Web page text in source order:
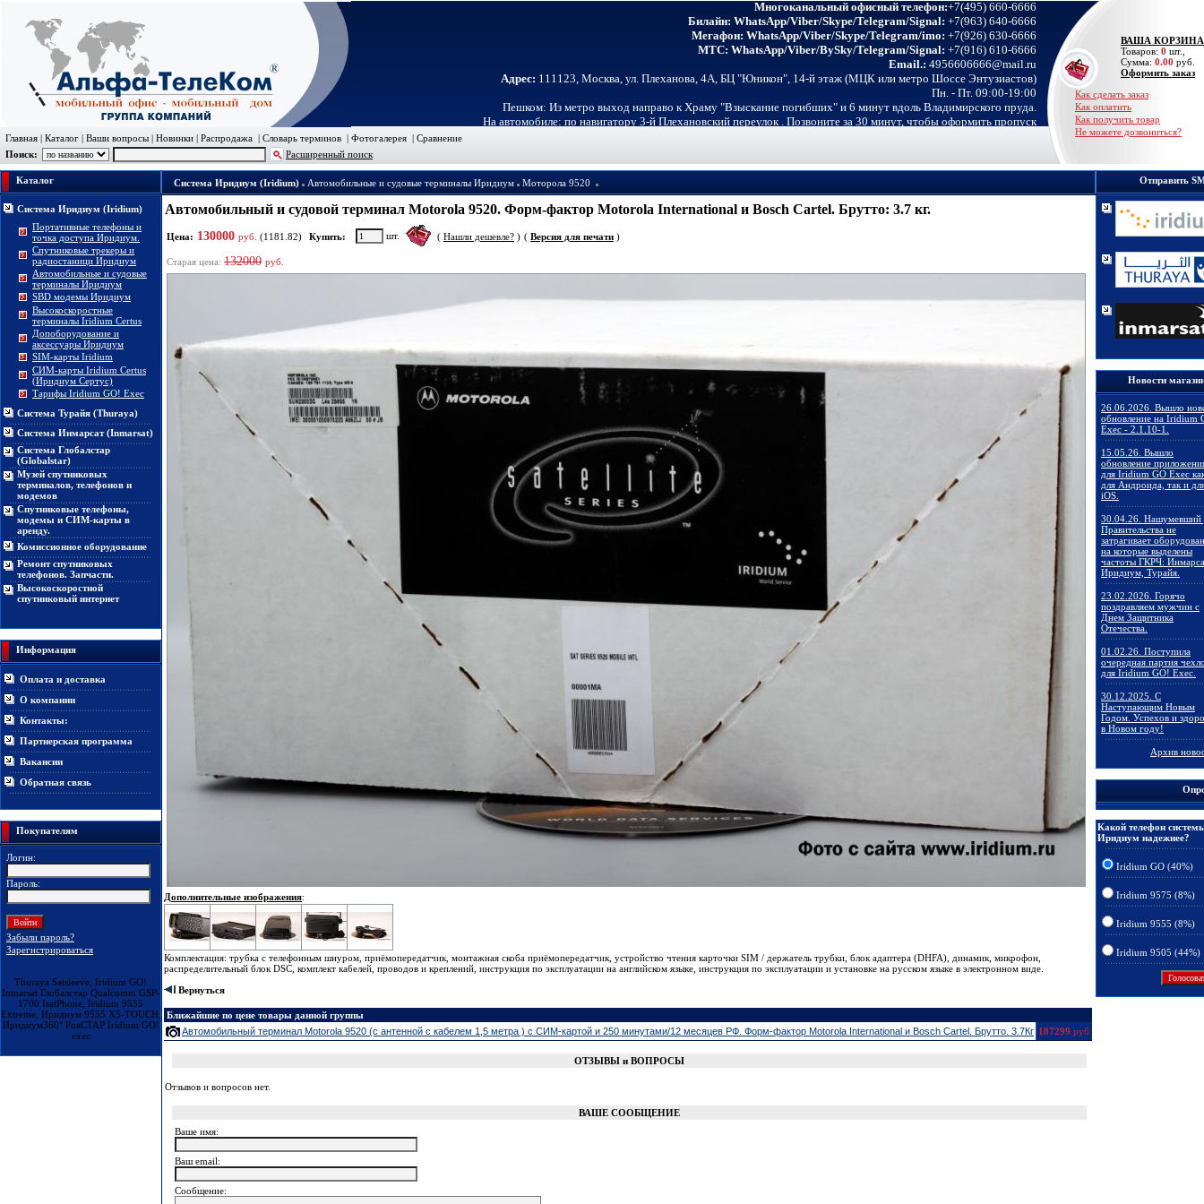
Многоканальный офисный телефон:+7(495) 660-6666
Билайн: WhatsApp/Viber/Skype/Telegram/Signal: +7(963) 640-6666
Мегафон: WhatsApp/Viber/Skype/Telegram/imo: +7(926) 630-6666
МТС: WhatsApp/Viber/BySky/Telegram/Signal: +7(916) 610-6666
Email.: 4956606666@mail.ru
Адрес: 111123, Москва, ул. Плеханова, 4А, БЦ "Юникон", 14-й этаж (МЦК или метро Шоссе Энтузиастов)
Пн. - Пт. 09:00-19:00
Пешком: Из метро выход направо к Храму "Взыскание погибших" и 6 минут вдоль Владимирского пруда.
На автомобиле: по навигатору 3-й Плехановский переулок . Позвоните за 30 минут, чтобы оформить пропуск
Главная | Каталог | Ваши вопросы | Новинки | Распродажа | Словарь терминов | Фотогалерея | Сравнение
Поиск:
Расширенный поиск
ВАША КОРЗИНА
Товаров: 0 шт.,
Сумма: 0.00 руб.
Оформить заказ
Как сделать заказ
Как оплатить
Как получить товар
Не можете дозвониться?
Каталог
Система Иридиум (Iridium)
Портативные телефоны и
точка доступа Иридиум.
Спутниковые трекеры и
радиостаници Иридиум
Автомобильные и судовые
терминалы Иридиум
SBD модемы Иридиум
Высокоскоростные
терминалы Iridium Certus
Допоборудование и
аксессуары Иридиум
SIM-карты Iridium
СИМ-карты Iridium Certus
(Иридиум Сертус)
Тарифы Iridium GO! Exec
Система Турайя (Thuraya)
Система Инмарсат (Inmarsat)
Система Глобалстар
(Globalstar)
Музей спутниковых
терминалов, телефонов и
модемов
Спутниковые телефоны,
модемы и СИМ-карты в
аренду.
Комиссионное оборудование
Ремонт спутниковых
телефонов. Запчасти.
Высокоскоростной
спутниковый интернет
Информация
Оплата и доставка
О компании
Контакты:
Партнерская программа
Вакансии
Обратная связь
Покупателям
Логин:
Пароль:
Забыли пароль?
Зарегистрироваться
Thuraya Satsleeve, Iridium GO!
Inmarsat Глобалстар Qualcomm GSP-
1700 IsatPhone, Iridium 9555
Extreme, Иридиум 9555 X5-TOUCH,
Иридиум360° РокСТАР Iridium GO!
exec
Система Иридиум (Iridium) Автомобильные и судовые терминалы Иридиум Моторола 9520
Автомобильный и судовой терминал Motorola 9520. Форм-фактор Motorola International и Bosch Cartel. Брутто: 3.7 кг.
Цена: 130000 руб. (1181.82) Купить: шт. ( Нашли дешевле? ) ( Версия для печати )
Старая цена: 132000 руб.
Дополнительные изображения:
Комплектация: трубка с телефонным шнуром, приёмопередатчик, монтажная скоба приёмопередатчик, устройство чтения карточки SIM / держатель трубки, блок адаптера (DHFA), динамик, микрофон,
распределительный блок DSC, комплект кабелей, проводов и креплений, инструкция по эксплуатации на английском языке, инструкция по эксплуатации и установке на русском языке в электронном виде.
Вернуться
Ближайшие по цене товары данной группы
Автомобильный терминал Motorola 9520 (с антенной с кабелем 1,5 метра ) с СИМ-картой и 250 минутами/12 месяцев РФ. Форм-фактор Motorola International и Bosch Cartel. Брутто. 3.7Кг 187299 руб.
ОТЗЫВЫ и ВОПРОСЫ
Отзывов и вопросов нет.
ВАШЕ СООБЩЕНИЕ
Ваше имя:
Ваш еmail:
Сообщение:
Отправить
Новости
26.06.2026. Вышло
обновление на Iridium
Exec - 2.1.10-1.
15.05.26. Вышло
обновление
для Iridium GO Exec
для Андроида, так и
iOS.
30.04.26. Нашумевший
Правительства не
затрагивает
на которые выделены
частоты ГКРЧ:
Иридиум, Турайя.
23.02.2026. Горячо
поздравляем мужчин с
Днем Защитника
Отечества.
01.02.26. Поступила
очередная партия
для Iridium GO! Exec.
30.12.2025. C
Наступающим Новым
Годом. Успехов и
в Новом году!
Архив
Какой телефон
Иридиум надежнее?
Iridium GO (40%)
Iridium 9575 (8%)
Iridium 9555 (8%)
Iridium 9505 (44%)